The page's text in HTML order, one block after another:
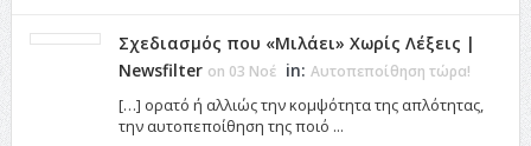
Σχεδιασμός που «Μιλάει» Χωρίς Λέξεις |
Newsfilter on 03 Νοέ in: Αυτοπεποίθηση τώρα!
[…] ορατό ή αλλιώς την κομψότητα της απλότητας,
την αυτοπεποίθηση της ποιό ...